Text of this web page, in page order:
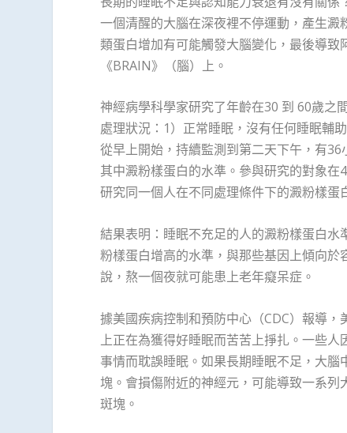
一個清醒的大腦在深夜裡不停運動，產生
類蛋白增加有可能觸發大腦變化，最後導
《BRAIN》（腦）上。
神經病學科學家研究了年齡在30 到 60歲之
處理狀況：1）正常睡眠，沒有任何睡眠輔
從早上開始，持續監測到第二天下午，有
其中澱粉樣蛋白的水準。參與研究的對象
研究同一個人在不同處理條件下的澱粉樣蛋
結果表明：睡眠不充足的人的澱粉樣蛋白
粉樣蛋白增高的水準，與那些基因上傾向
說，熬一個夜就可能患上老年癡呆症。
據美國疾病控制和預防中心（CDC）報導
上正在為獲得好睡眠而苦苦上掙扎。一些
事情而耽誤睡眠。如果長期睡眠不足，大
塊。會損傷附近的神經元，可能導致一系
斑塊。